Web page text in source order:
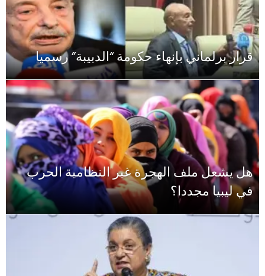
قرار برلماني بإنهاء حكومة “الدبيبة” رسميا
هل يشعل ملف الهجرة غير النظامية الحرب
في ليبيا مجددا؟